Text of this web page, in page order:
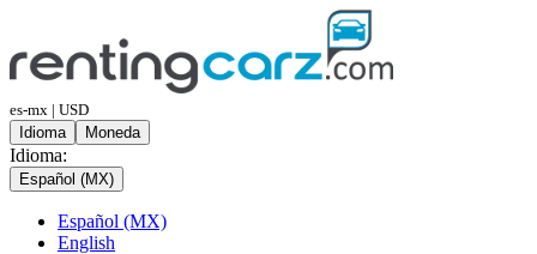
es-mx | USD
Idioma
Moneda
Idioma:
Español (MX)
Español (MX)
English